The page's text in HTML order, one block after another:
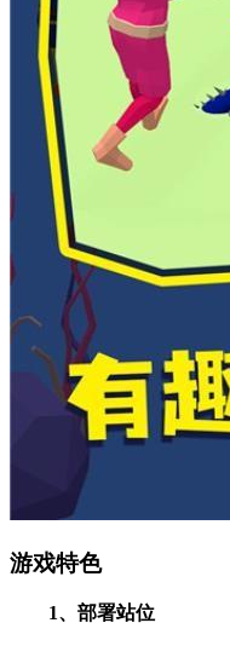
游戏特色
1、部署站位